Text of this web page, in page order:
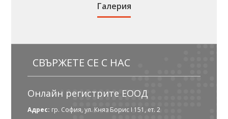
Галерия
СВЪРЖЕТЕ СЕ С НАС
Онлайн регистрите ЕООД
Адрес: гр. София, ул. Княз Борис I 151, ет. 2